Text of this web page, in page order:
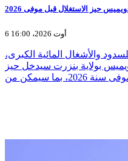
حيز الاستغلال قبل موفى 2026
6 أوت 2026، 16:00
والأشغال المائية الكبرى،
بولاية بنزرت سيدخل حيز